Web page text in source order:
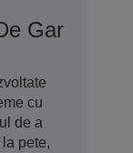
Garanție
cu
de a
pete,